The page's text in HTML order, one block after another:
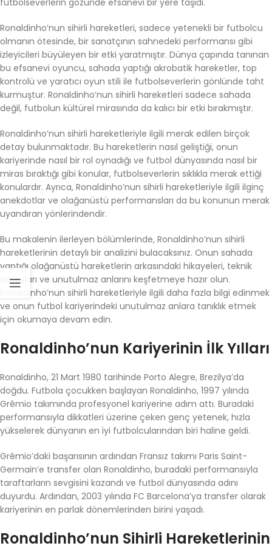
futbolseverlerin gözünde efsanevi bir yere taşıdı.
Ronaldinho’nun sihirli hareketleri, sadece yetenekli bir futbolcu
olmanın ötesinde, bir sanatçının sahnedeki performansı gibi
izleyicileri büyüleyen bir etki yaratmıştır. Dünya çapında tanınan
bu efsanevi oyuncu, sahada yaptığı akrobatik hareketler, top
kontrolü ve yaratıcı oyun stili ile futbolseverlerin gönlünde taht
kurmuştur. Ronaldinho’nun sihirli hareketleri sadece sahada
değil, futbolun kültürel mirasında da kalıcı bir etki bırakmıştır.
Ronaldinho’nun sihirli hareketleriyle ilgili merak edilen birçok
detay bulunmaktadır. Bu hareketlerin nasıl geliştiği, onun
kariyerinde nasıl bir rol oynadığı ve futbol dünyasında nasıl bir
miras bıraktığı gibi konular, futbolseverlerin sıklıkla merak ettiği
konulardır. Ayrıca, Ronaldinho’nun sihirli hareketleriyle ilgili ilginç
anekdotlar ve olağanüstü performansları da bu konunun merak
uyandıran yönlerindendir.
Bu makalenin ilerleyen bölümlerinde, Ronaldinho’nun sihirli
hareketlerinin detaylı bir analizini bulacaksınız. Onun sahada
yaptığı olağanüstü hareketlerin arkasındaki hikayeleri, teknik
detayları ve unutulmaz anlarını keşfetmeye hazır olun.
Ronaldinho’nun sihirli hareketleriyle ilgili daha fazla bilgi edinmek
ve onun futbol kariyerindeki unutulmaz anlara tanıklık etmek
için okumaya devam edin.
Ronaldinho’nun Kariyerinin İlk Yılları
Ronaldinho, 21 Mart 1980 tarihinde Porto Alegre, Brezilya’da
doğdu. Futbola çocukken başlayan Ronaldinho, 1997 yılında
Grêmio takımında profesyonel kariyerine adım attı. Buradaki
performansıyla dikkatleri üzerine çeken genç yetenek, hızla
yükselerek dünyanın en iyi futbolcularından biri haline geldi.
Grêmio’daki başarısının ardından Fransız takımı Paris Saint-
Germain’e transfer olan Ronaldinho, buradaki performansıyla
taraftarların sevgisini kazandı ve futbol dünyasında adını
duyurdu. Ardından, 2003 yılında FC Barcelona’ya transfer olarak
kariyerinin en parlak dönemlerinden birini yaşadı.
Ronaldinho’nun Sihirli Hareketlerinin